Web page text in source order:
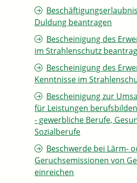
Duldung beantragen
Bescheinigung des
im Strahlenschutz
Bescheinigung des
Kenntnisse im
Bescheinigung zur
für Leistungen
- gewerbliche Berufe,
Sozialberufe
Beschwerde bei Lärm-
Geruchsemissionen von
einreichen